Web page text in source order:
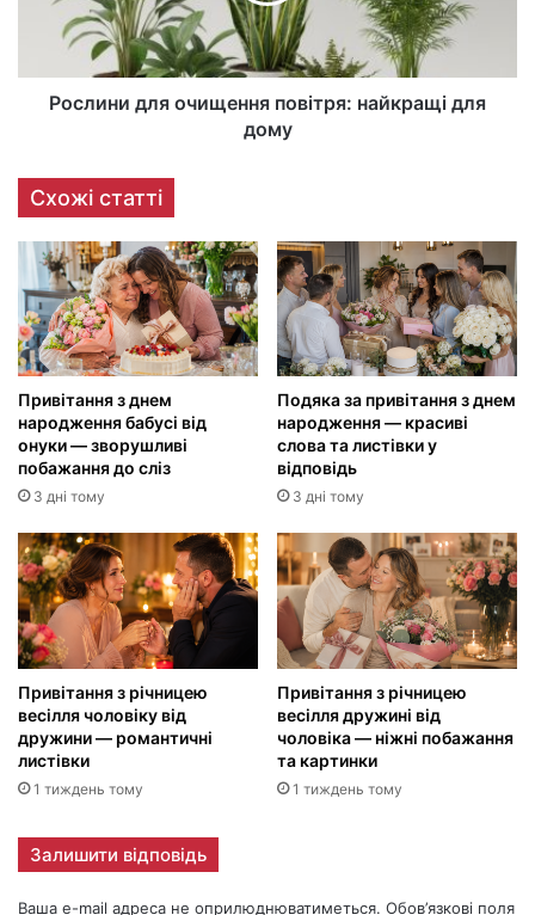
Рослини для очищення повітря: найкращі для
дому
Схожі статті
Привітання з днем
народження бабусі від
онуки — зворушливі
побажання до сліз
3 дні тому
Подяка за привітання з днем
народження — красиві
слова та листівки у
відповідь
3 дні тому
Привітання з річницею
весілля чоловіку від
дружини — романтичні
листівки
1 тиждень тому
Привітання з річницею
весілля дружині від
чоловіка — ніжні побажання
та картинки
1 тиждень тому
Залишити відповідь
Ваша e-mail адреса не оприлюднюватиметься. Обов’язкові поля